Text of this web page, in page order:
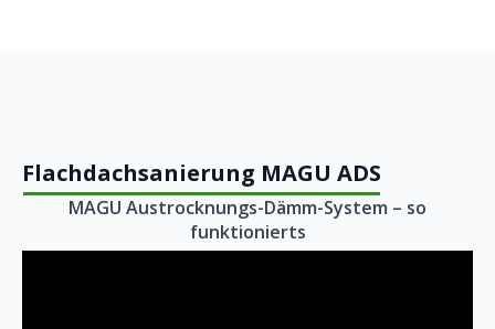
Flachdachsanierung MAGU ADS
MAGU Austrocknungs-Dämm-System – so
funktionierts